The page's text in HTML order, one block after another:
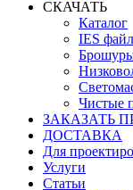
СКАЧАТЬ
Каталог
IES
Чистые
ЗАКАЗАТЬ
ДОСТАВКА
Для
Услуги
Статьи